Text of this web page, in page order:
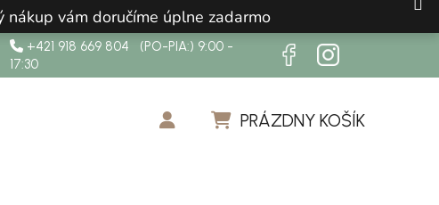
nákup vám doručíme úplne zadarmo
+421 918 669 804 (PO-PIA:) 9:00 -
17:30
PRÁZDNY KOŠÍK